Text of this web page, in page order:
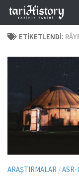
Skip to content
ETIKETLENDI:
ARAŞTIRMALAR /ASR-